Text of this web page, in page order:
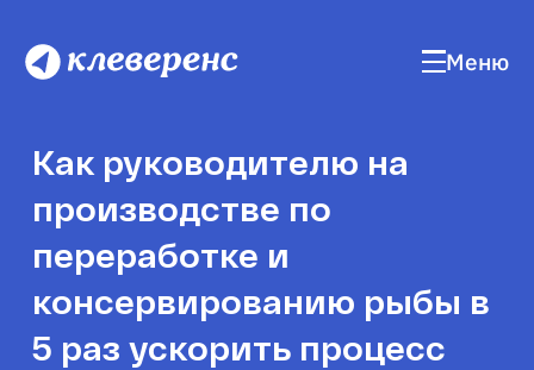
Меню
Как руководителю на
производстве по
переработке и
консервированию рыбы в
5 раз ускорить процесс